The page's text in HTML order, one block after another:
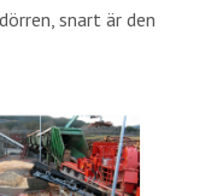
snart är den